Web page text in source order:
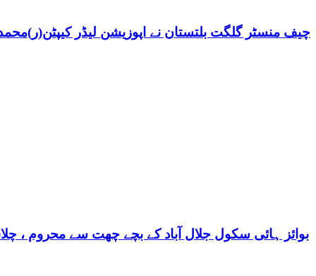
چیف منسٹر گلگت بلتستان نے اپوزیشن لیڈر
بوائز ہائی سکول جلال آباد کے بچے چھت سے محروم ،